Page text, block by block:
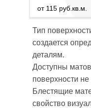
от 115 руб.кв.м.
Тип
создается
деталям.
Доступны
поверхности
Блестящие
свойство